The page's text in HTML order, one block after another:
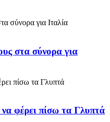
στα σύνορα για
φέρει πίσω τα Γλυπτά